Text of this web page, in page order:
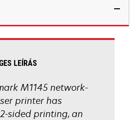
LEÍRÁS
M1145 network-
printer has
sided printing, an